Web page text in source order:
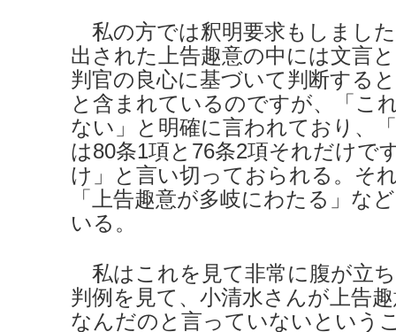
私の方では釈明要求もしまし
出された上告趣意の中には文言
判官の良心に基づいて判断する
と含まれているのですが、「こ
ない」と明確に言われており、
は80条1項と76条2項それだけで
け」と言い切っておられる。そ
「上告趣意が多岐にわたる」な
いる。
私はこれを見て非常に腹が立
判例を見て、小清水さんが上告
なんだのと言っていないという